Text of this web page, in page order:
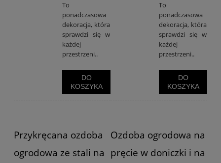
To
ponadczasowa
dekoracja, która
sprawdzi się w
każdej
przestrzeni..
DO
KOSZYKA
To
ponadczasowa
dekoracja, która
sprawdzi się w
każdej
przestrzeni..
DO
KOSZYKA
Przykręcana ozdoba
ogrodowa ze stali na
Ozdoba ogrodowa na
pręcie w doniczki i na